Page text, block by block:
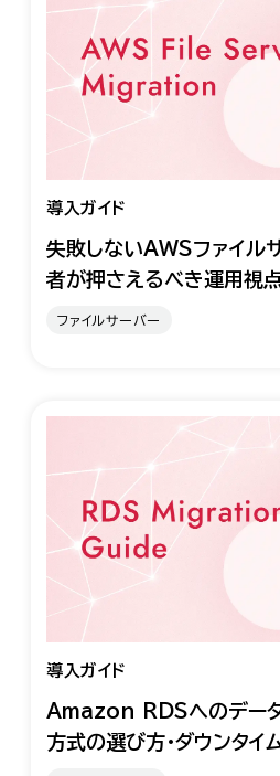
導入ガイド
失敗しないAWSファイル
者が押さえるべき運用視
ファイルサーバー
導入ガイド
Amazon RDSへのデー
方式の選び方・ダウンタイ